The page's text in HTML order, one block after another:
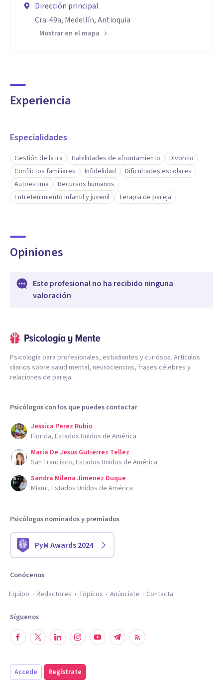
Dirección principal
Cra. 49a, Medellín, Antioquia
Mostrar en el mapa
Experiencia
Especialidades
Gestión de la ira Habilidades de afrontamiento
Divorcio
Conflictos familiares
Infidelidad
Dificultades escolares
Autoestima
Recursos humanos
Entretenimiento infantil y juvenil
Terapia de pareja
Opiniones
Este profesional no ha recibido ninguna
valoración
Psicología para profesionales, estudiantes y curiosos. Artículos
diarios sobre salud mental, neurociencias, frases célebres y
relaciones de pareja.
Psicólogos con los que puedes contactar
Jessica Perez Rubio
Florida, Estados Unidos de América
Maria De Jesus Gutierrez Tellez
San Francisco, Estados Unidos de América
Sandra Milena Jimenez Duque
Miami, Estados Unidos de América
Psicólogos nominados y premiados
PyM Awards 2024
Conócenos
Equipo
Redactores Tópicos Anúnciate Contacta
Síguenos
Accede Regístrate